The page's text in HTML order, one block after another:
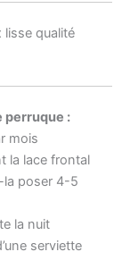
lisse qualité
perruque :
mois
la lace frontal
la poser 4-5
la nuit
serviette